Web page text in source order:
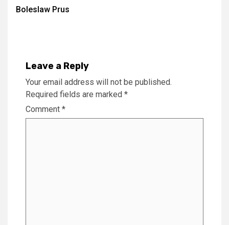
Boleslaw Prus
Leave a Reply
Your email address will not be published.
Required fields are marked *
Comment *